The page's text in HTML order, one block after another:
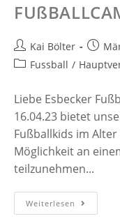
Kai Bölter
Fussball /
Liebe Esbecker
16.04.23 bietet
Fußballkids im Alter
Möglichkeit an
teilzunehmen...
Weiterlesen